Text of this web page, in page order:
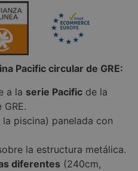
Pacific circular de GRE:
a la serie Pacific de la
piscina) panelada con
la estructura metálica.
diferentes (240cm,